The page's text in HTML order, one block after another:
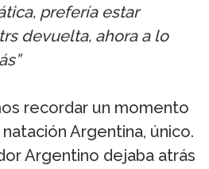
prefería estar
devuelta, ahora a lo
recordar un momento
Argentina, único.
Argentino dejaba atrás